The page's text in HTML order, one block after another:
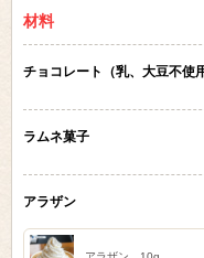
材料
チョコレート（乳、大豆不使用
ラムネ菓子
アラザン